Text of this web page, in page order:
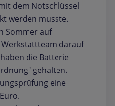
dem Notschlüssel
werden musste.
Sommer auf
darauf
die Batterie
gehalten.
eine